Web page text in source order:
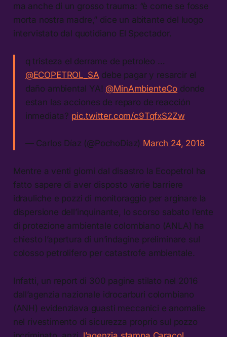
ma anche di un grosso trauma: “è come se fosse
morta nostra madre,” dice un abitante del luogo
intervistato dal quotidiano El Spectador.
q tristeza el derrame de petroleo …
@ECOPETROL_SA debe pagar y resarcir el
daño ambiental YA! @MinAmbienteCo donde
estan las acciones de reparo de reacción
inmediata? pic.twitter.com/c9TqfxS2Zw
— Carlos Díaz (@PochoDiaz) March 24, 2018
Mentre a venti giorni dal disastro la Ecopetrol ha
fatto sapere di aver disposto varie barriere
idrauliche e pozzi di monitoraggio per arginare la
dispersione dell’inquinante, lo scorso sabato l’ente
di protezione ambientale colombiano (ANLA) ha
chiesto l’apertura di un’indagine preliminare sul
colosso petrolifero per catastrofe ambientale.
Infatti, un report di 300 pagine stilato nel 2016
dall’agenzia nazionale idrocarburi colombiano
(ANH) evidenziava guasti meccanici e anomalie
nel rivestimento di sicurezza proprio sul pozzo